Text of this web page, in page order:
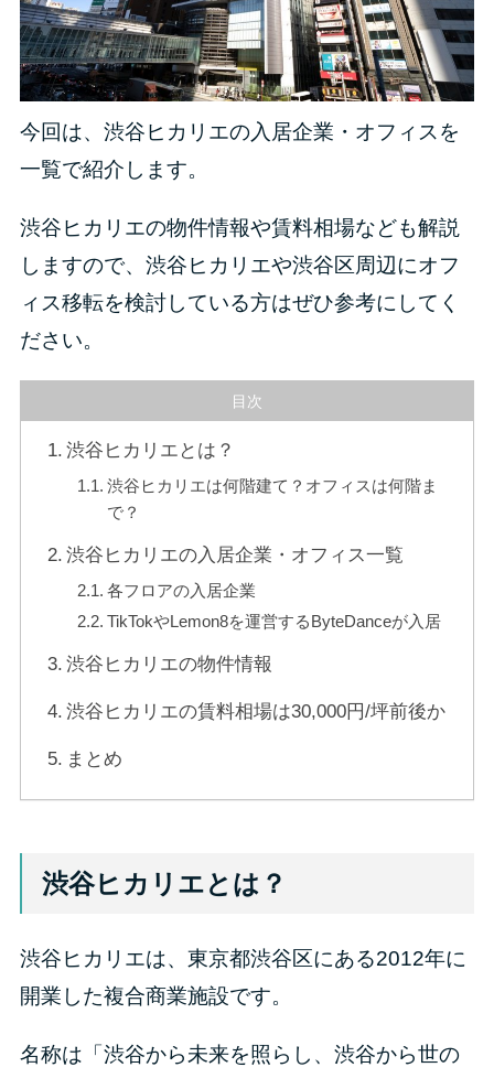
今回は、渋谷ヒカリエの入居企業・オフィスを
一覧で紹介します。
渋谷ヒカリエの物件情報や賃料相場なども解説
しますので、渋谷ヒカリエや渋谷区周辺にオフ
ィス移転を検討している方はぜひ参考にしてく
ださい。
目次
渋谷ヒカリエとは？
渋谷ヒカリエは何階建て？オフィスは何階ま
で？
渋谷ヒカリエの入居企業・オフィス一覧
各フロアの入居企業
TikTokやLemon8を運営するByteDanceが入居
渋谷ヒカリエの物件情報
渋谷ヒカリエの賃料相場は30,000円/坪前後か
まとめ
渋谷ヒカリエとは？
渋谷ヒカリエは、東京都渋谷区にある2012年に
開業した複合商業施設です。
名称は「渋谷から未来を照らし、渋谷から世の